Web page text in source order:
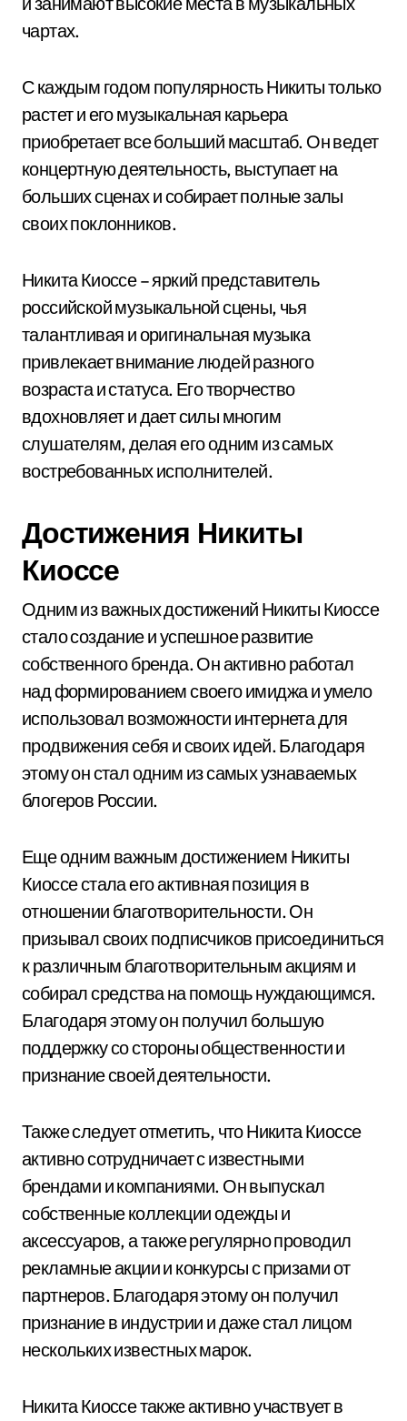
чартах.
С каждым годом популярность Никиты только
растет и его музыкальная карьера
приобретает все больший масштаб. Он ведет
концертную деятельность, выступает на
больших сценах и собирает полные залы
своих поклонников.
Никита Киоссе – яркий представитель
российской музыкальной сцены, чья
талантливая и оригинальная музыка
привлекает внимание людей разного
возраста и статуса. Его творчество
вдохновляет и дает силы многим
слушателям, делая его одним из самых
востребованных исполнителей.
Достижения Никиты
Киоссе
Одним из важных достижений Никиты Киоссе
стало создание и успешное развитие
собственного бренда. Он активно работал
над формированием своего имиджа и умело
использовал возможности интернета для
продвижения себя и своих идей. Благодаря
этому он стал одним из самых узнаваемых
блогеров России.
Еще одним важным достижением Никиты
Киоссе стала его активная позиция в
отношении благотворительности. Он
призывал своих подписчиков присоединиться
к различным благотворительным акциям и
собирал средства на помощь нуждающимся.
Благодаря этому он получил большую
поддержку со стороны общественности и
признание своей деятельности.
Также следует отметить, что Никита Киоссе
активно сотрудничает с известными
брендами и компаниями. Он выпускал
собственные коллекции одежды и
аксессуаров, а также регулярно проводил
рекламные акции и конкурсы с призами от
партнеров. Благодаря этому он получил
признание в индустрии и даже стал лицом
нескольких известных марок.
Никита Киоссе также активно участвует в